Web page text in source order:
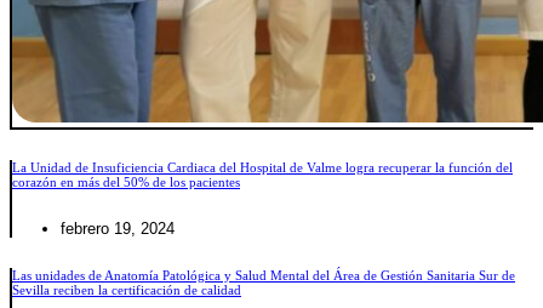
La Unidad de Insuficiencia Cardiaca del Hospital de Valme logra recuperar la función del
corazón en más del 50% de los pacientes
febrero 19, 2024
Las unidades de Anatomía Patológica y Salud Mental del Área de Gestión Sanitaria Sur de
Sevilla reciben la certificación de calidad